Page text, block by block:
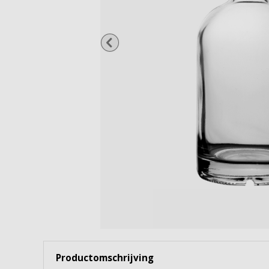
Borrel- & shotglazen
Snoep- & voorraadpotten
Productomschrijving